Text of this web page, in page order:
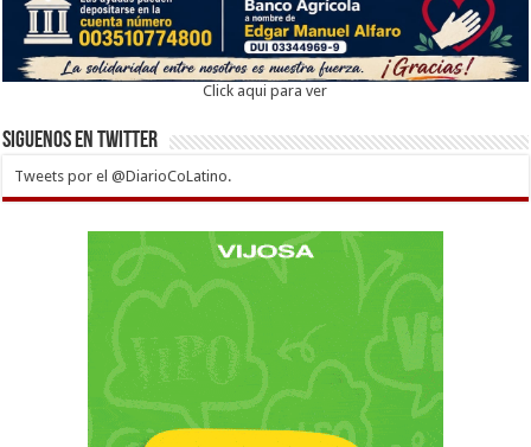
Click aqui para ver
Siguenos en twitter
Tweets por el @DiarioCoLatino.